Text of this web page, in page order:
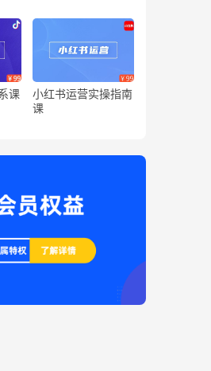
课
小红书运营实操指南
课